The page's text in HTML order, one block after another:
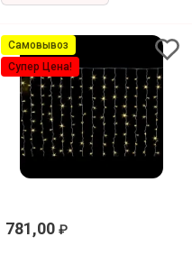
Самовывоз
Супер Цена!
781,00 ₽